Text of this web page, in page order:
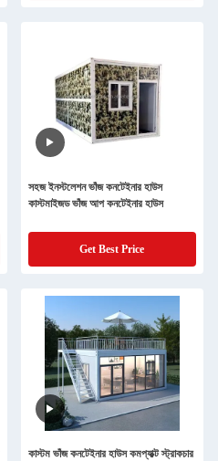
সহজ ইনস্টলেশন ভাঁজ কনটেইনার হাউস
কাস্টমাইজড ভাঁজ আপ কনটেইনার হাউস
Get Best Price
কাস্টম ভাঁজ কনটেইনার হাউস কমপ্যাক্ট স্ট্রাকচার